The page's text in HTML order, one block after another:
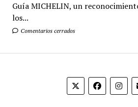
Guía MICHELIN, un
los...
Comentarios cerrados